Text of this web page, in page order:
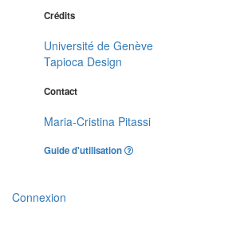
Crédits
Université de Genève
Tapioca Design
Contact
Maria-Cristina Pitassi
Guide d'utilisation
Connexion